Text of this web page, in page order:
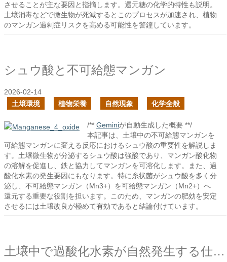
させることが主な要因と指摘します。還元糖の化学的特性も説明。
土壌消毒などで微生物が死滅するとこのプロセスが加速され、植物
のマンガン過剰症リスクを高める可能性を警鐘しています。
シュウ酸と不可給態マンガン
2026-02-14
土壌環境
植物栄養 自然現象 化学全般
/** Geminiが自動生成した概要 **/
本記事は、土壌中の不可給態マンガンを
可給態マンガンに変える反応におけるシュウ酸の重要性を解説しま
す。土壌微生物が分泌するシュウ酸は強酸であり、マンガン酸化物
の溶解を促進し、鉄と協力してマンガンを可溶化します。また、過
酸化水素の発生要因にもなります。特に糸状菌がシュウ酸を多く分
泌し、不可給態マンガン（Mn3+）を可給態マンガン（Mn2+）へ
還元する重要な役割を担います。このため、マンガンの肥効を安定
させるには土壌改良が極めて有効であると結論付けています。
土壌中で過酸化水素が自然発生する仕組みを知りたい